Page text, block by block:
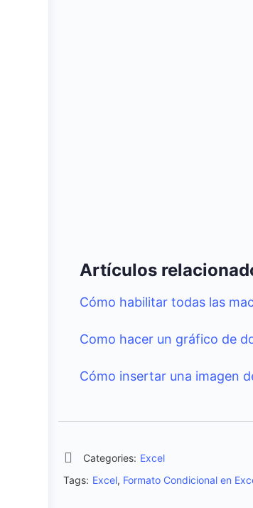
Artículos
Cómo habilitar todas las
Como hacer un gráfico de
Cómo insertar una imagen
Categories: Excel
Tags: Excel, Formato Condicional en